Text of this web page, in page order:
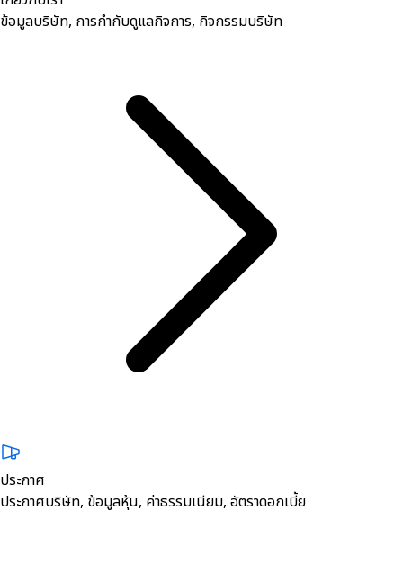
ข้อมูลบริษัท, การกำกับดูแลกิจการ, กิจกรรมบริษัท
ประกาศ
ประกาศบริษัท, ข้อมูลหุ้น, ค่าธรรมเนียม, อัตราดอกเบี้ย